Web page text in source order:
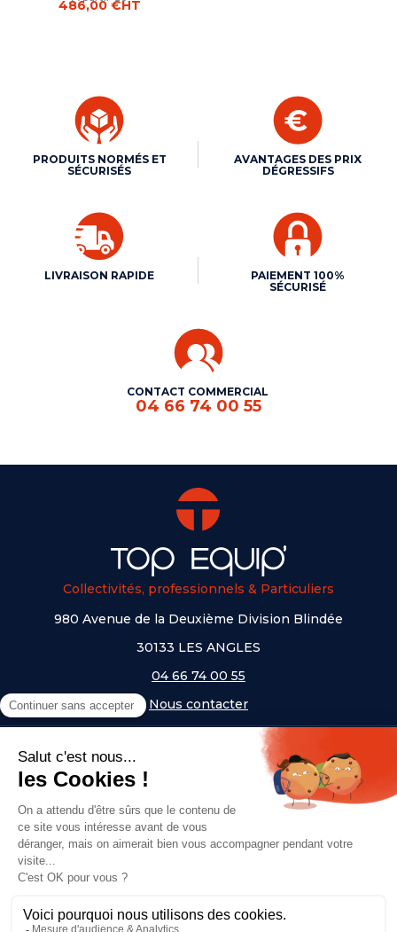
486,00 €HT
PRODUITS NORMÉS ET
SÉCURISÉS
AVANTAGES DES PRIX
DÉGRESSIFS
LIVRAISON RAPIDE
PAIEMENT 100%
SÉCURISÉ
CONTACT COMMERCIAL
04 66 74 00 55
Collectivités, professionnels & Particuliers
980 Avenue de la Deuxième Division Blindée
30133 LES ANGLES
04 66 74 00 55
Nous contacter
NOS UNIVERS
- Serem
- Lifetime